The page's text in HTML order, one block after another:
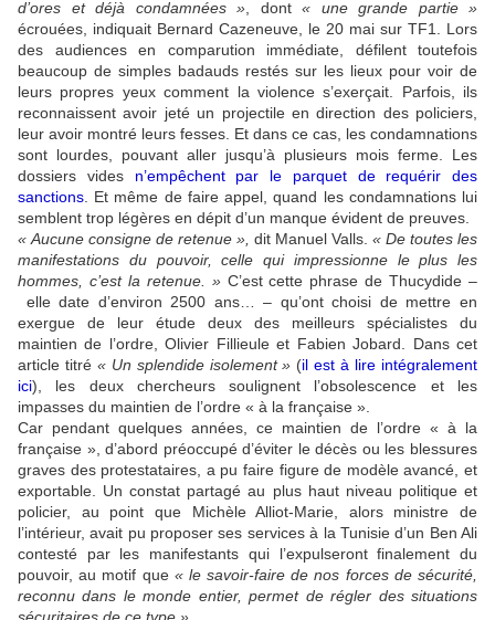
d’ores et déjà condamnées » , dont« une grande partie »
écrouées, indiquait Bernard Cazeneuve, le 20 mai sur TF1. Lors
des audiences en comparution immédiate, défilent toutefois
beaucoup de simples badauds restés sur les lieux pour voir de
leurs propres yeux comment la violence s’exerçait. Parfois, ils
reconnaissent avoir jeté un projectile en direction des policiers,
leur avoir montré leurs fesses. Et dans ce cas, les condamnations
sont lourdes, pouvant aller jusqu’à plusieurs mois ferme. Les
dossiers vides n’empêchent par le parquet de requérir des
sanctions . Et même de faire appel, quand les condamnations lui
semblent trop légères en dépit d’un manque évident de preuves.
« Aucune consigne de retenue », dit Manuel Valls. « De toutes les
manifestations du pouvoir, celle qui impressionne le plus les
hommes, c’est la retenue. »C’est cette phrase de Thucydide –
elle date d’environ 2500 ans… – qu’ont choisi de mettre en
exergue de leur étude deux des meilleurs spécialistes du
maintien de l’ordre, Olivier Fillieule et Fabien Jobard. Dans cet
article titré « Un splendide isolement » (il est à lire intégralement
ici), les deux chercheurs soulignent l’obsolescence et les
impasses du maintien de l’ordre « à la française ».
Car pendant quelques années, ce maintien de l’ordre « à la
française », d’abord préoccupé d’éviter le décès ou les blessures
graves des protestataires, a pu faire figure de modèle avancé, et
exportable. Un constat partagé au plus haut niveau politique et
policier, au point que Michèle Alliot-Marie, alors ministre de
l’intérieur, avait pu proposer ses services à la Tunisie d’un Ben Ali
contesté par les manifestants qui l’expulseront finalement du
pouvoir, au motif que « le savoir-faire de nos forces de sécurité,
reconnu dans le monde entier, permet de régler des situations
sécuritaires de ce type ».